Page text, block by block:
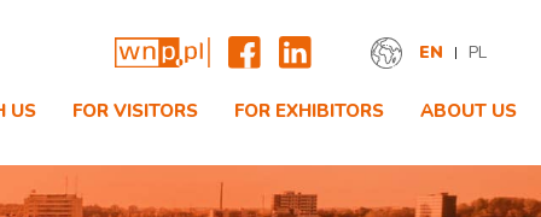
EN PL
US FOR VISITORS FOR EXHIBITORS ABOUT US